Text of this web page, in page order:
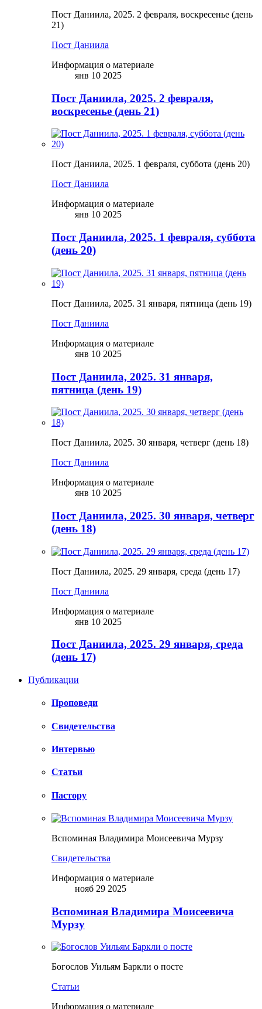
Пост Даниила, 2025. 2 февраля, воскресенье (день
21)
Пост Даниила
Информация о материале
янв 10 2025
Пост Даниила, 2025. 2 февраля,
воскресенье (день 21)
Пост Даниила, 2025. 1 февраля, суббота (день 20)
Пост Даниила
Информация о материале
янв 10 2025
Пост Даниила, 2025. 1 февраля, суббота
(день 20)
Пост Даниила, 2025. 31 января, пятница (день 19)
Пост Даниила
Информация о материале
янв 10 2025
Пост Даниила, 2025. 31 января,
пятница (день 19)
Пост Даниила, 2025. 30 января, четверг (день 18)
Пост Даниила
Информация о материале
янв 10 2025
Пост Даниила, 2025. 30 января, четверг
(день 18)
Пост Даниила, 2025. 29 января, среда (день 17)
Пост Даниила
Информация о материале
янв 10 2025
Пост Даниила, 2025. 29 января, среда
(день 17)
Публикации
Проповеди
Свидетельства
Интервью
Статьи
Пастору
Вспоминая Владимира Моисеевича Мурзу
Свидетельства
Информация о материале
нояб 29 2025
Вспоминая Владимира Моисеевича
Мурзу
Богослов Уильям Баркли о посте
Статьи
Информация о материале